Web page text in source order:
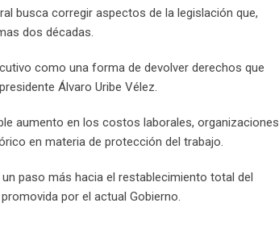
busca corregir aspectos de la legislación que,
dos décadas.
como una forma de devolver derechos que
Álvaro Uribe Vélez.
aumento en los costos laborales, organizaciones
en materia de protección del trabajo.
paso más hacia el restablecimiento total del
por el actual Gobierno.